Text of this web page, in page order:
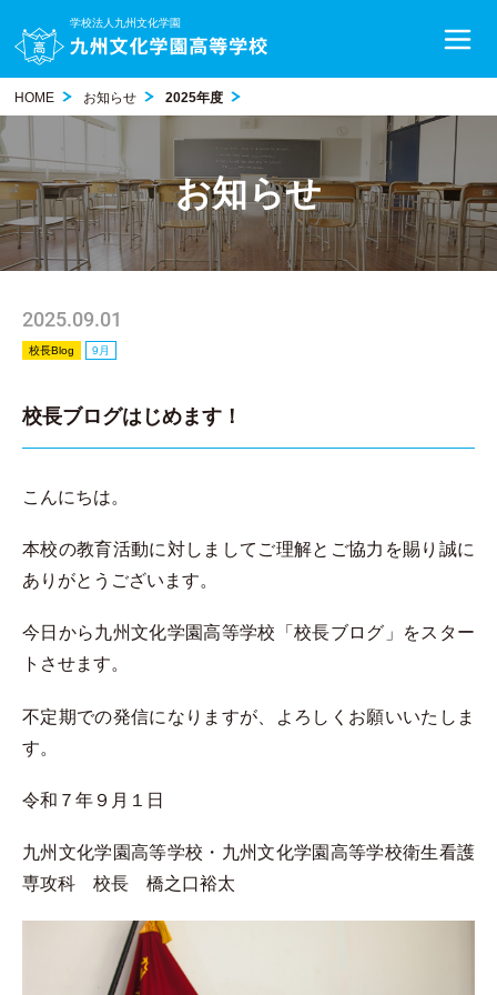
学校法人九州文化学園
HOME お知らせ 2025年度
お知らせ
2025.09.01
校長Blog 9月
校長ブログはじめます！
こんにちは。
本校の教育活動に対しましてご理解とご協力を賜り誠に
ありがとうございます。
今日から九州文化学園高等学校「校長ブログ」をスター
トさせます。
不定期での発信になりますが、よろしくお願いいたしま
す。
令和７年９月１日
九州文化学園高等学校・九州文化学園高等学校衛生看護
専攻科 校長 橋之口裕太